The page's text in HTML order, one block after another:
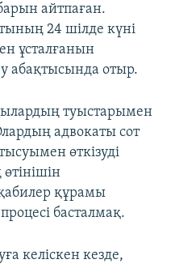
айтпаған.
24 шілде күні
ұсталғанын
абақтысында отыр.
туыстарымен
адвокаты сот
өткізуді
құрамы
басталмақ.
келіскен кезде,